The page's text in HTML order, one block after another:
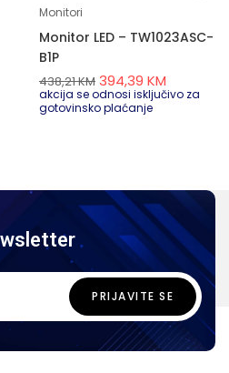
Monitori
Monitor LED – TW1023ASC-
B1P
438,21KM 394,39 KM
akcija se odnosi isključivo za
gotovinsko plaćanje